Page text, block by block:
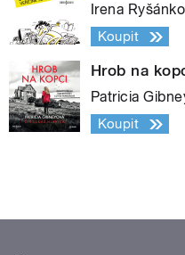
Irena
Koupit
Hrob na
Patricia
Koupit